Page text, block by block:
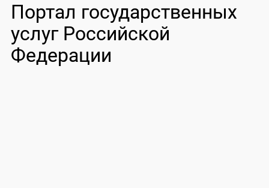
Портал государственных
услуг Российской
Федерации